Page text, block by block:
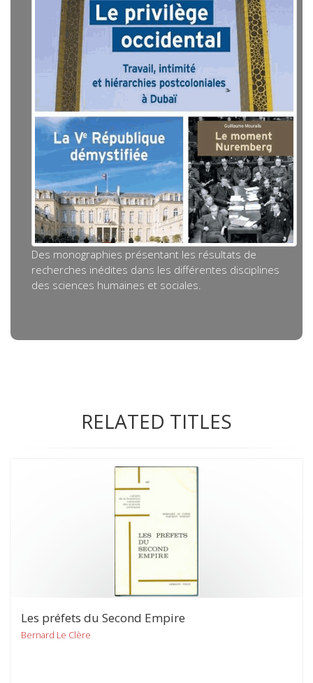
Des monographies présentant les résultats de
recherches inédites dans les différentes disciplines
des sciences humaines et sociales.
RELATED TITLES
Les préfets du Second Empire
Bernard Le Clère